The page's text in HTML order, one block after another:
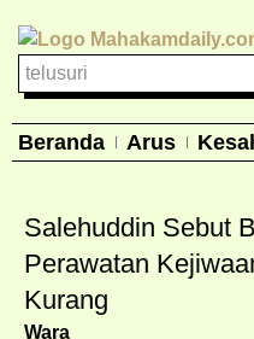
Beranda Arus
Salehuddin Sebut
Perawatan
Kurang
Wara